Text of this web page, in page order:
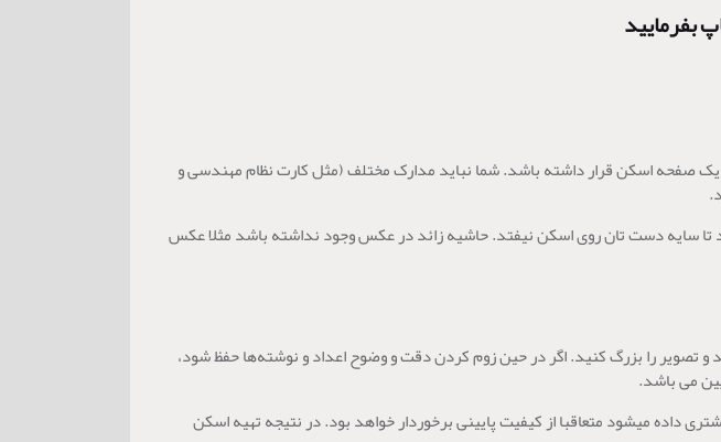
بفرمایید
تا سایه دست تان روی اسکن نیفتد. حاشیه زائد در عکس وجود نداشته باشد مثلا عکس
و تصویر را بزرگ کنید. اگر در حین زوم کردن دقت و وضوح اعداد و نوشته‌ها حفظ شود،
می باشد.
میشود متعاقبا از کیفیت پایینی برخوردار خواهد بود. در نتیجه تهیه اسکن